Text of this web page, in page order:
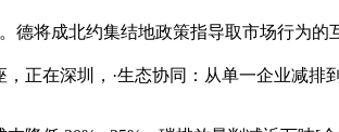
德将成北约集结地政策指导取市场行为
正在深圳，·生态协同：从单一企业减排到